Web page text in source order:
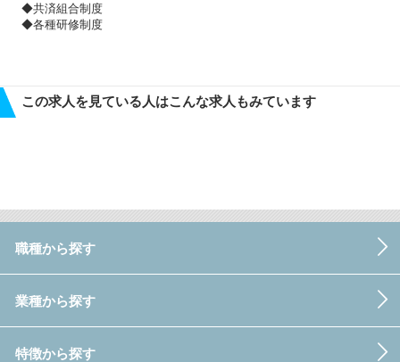
◆共済組合制度
◆各種研修制度
この求人を見ている人はこんな求人もみています
職種から探す
業種から探す
特徴から探す